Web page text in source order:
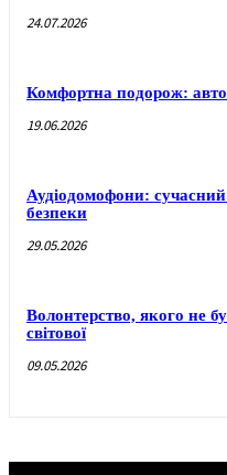
24.07.2026
Комфортна подорож:
19.06.2026
Аудіодомофони:
безпеки
29.05.2026
Волонтерство, якого не
світової
09.05.2026